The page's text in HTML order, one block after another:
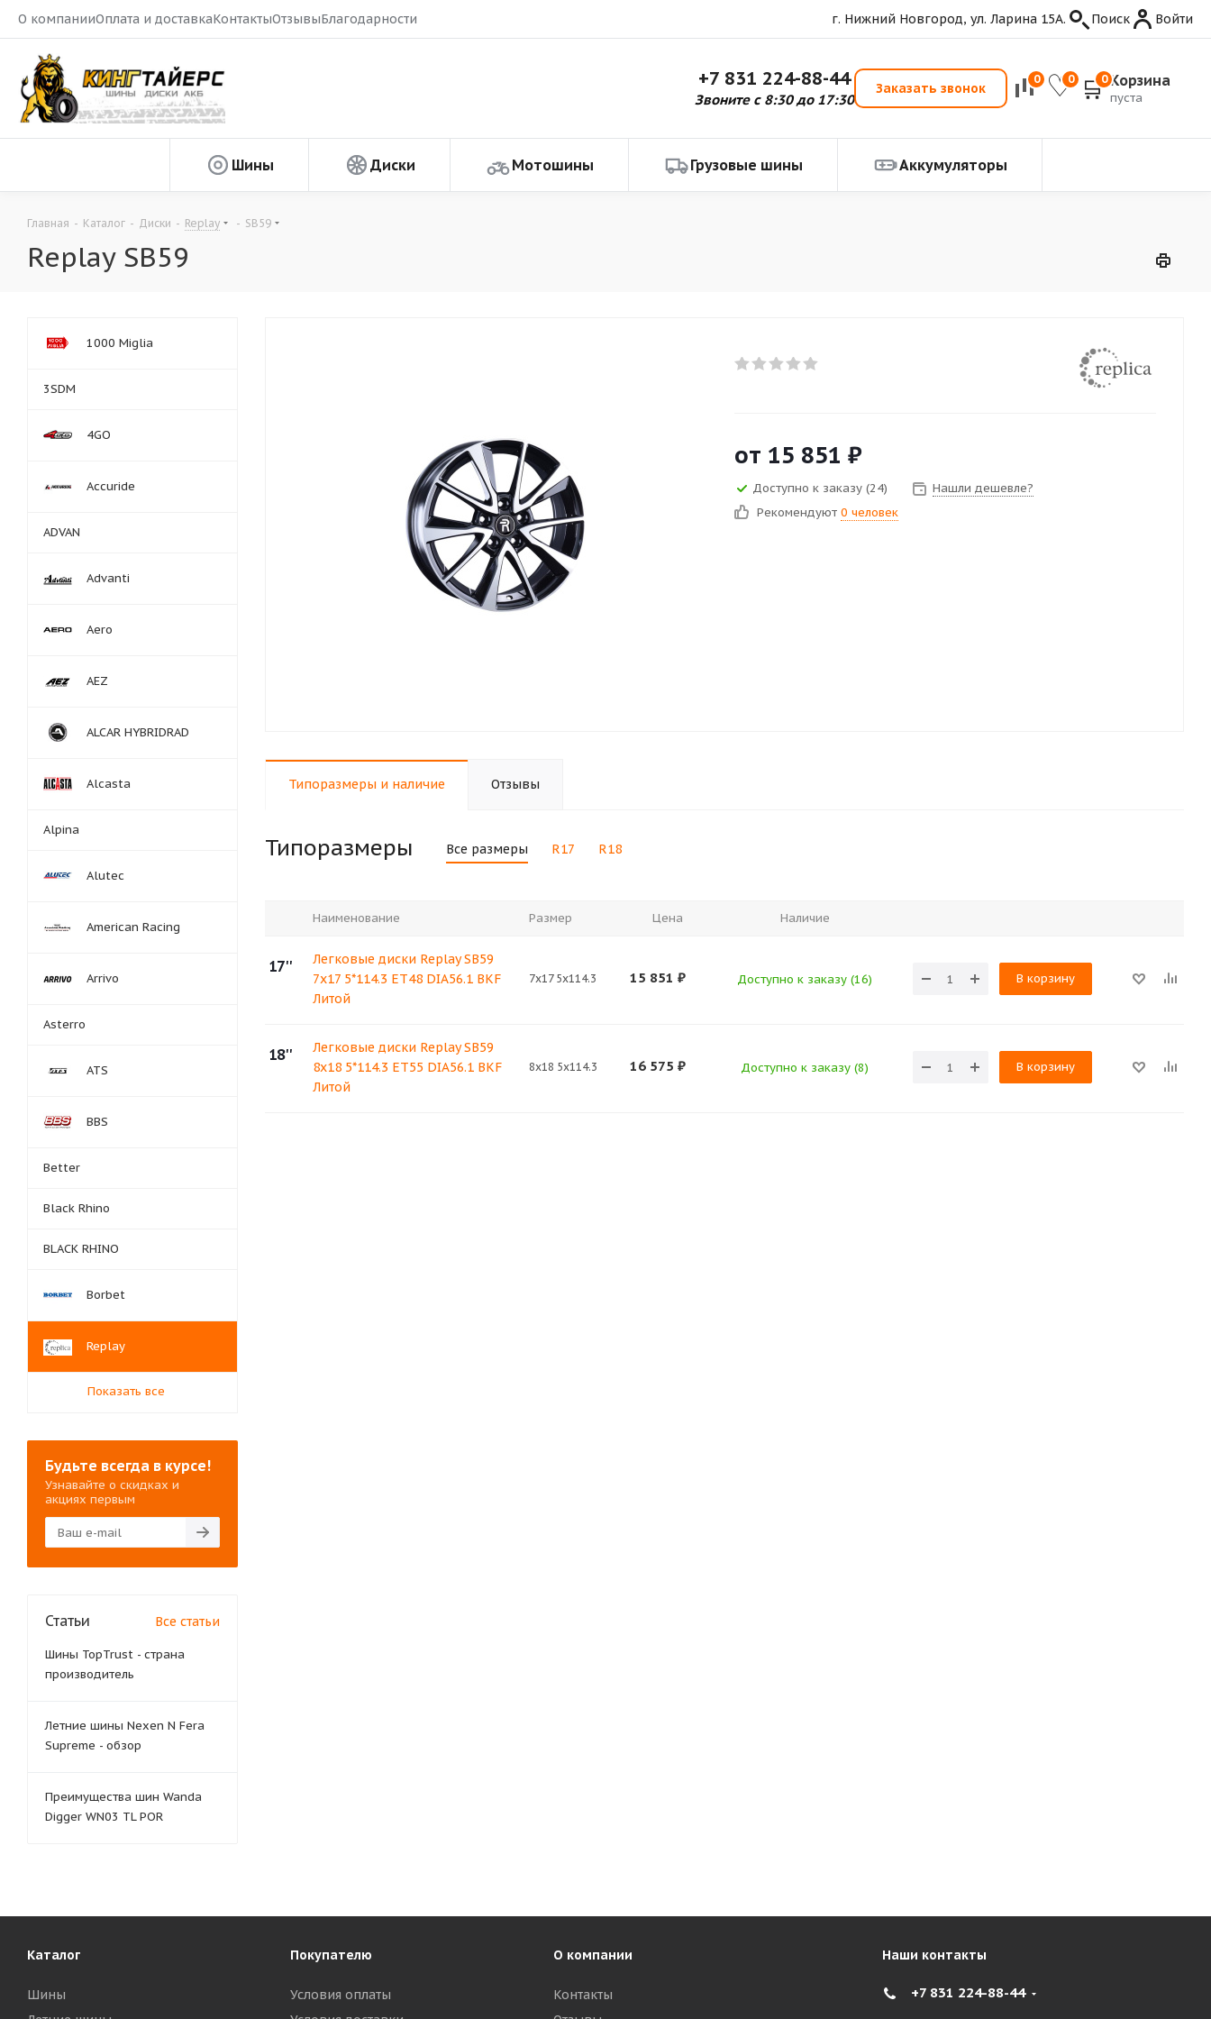
О компанииОплата и доставкаКонтактыОтзывыБлагодарности г. Нижний Новгород, ул. Ларина 15А. Поиск Войти
+7 831 224-88-44
Звоните с 8:30 до 17:30
Заказать звонок
0 0 0 Корзина
пуста
Шины Диски Мотошины Грузовые шины Аккумуляторы
Главная - Каталог - Диски - Replay - SB59
Replay SB59
от 15 851 ₽
Доступно к заказу (24)
Нашли дешевле?
Рекомендуют 0 человек
Типоразмеры и наличие Отзывы
Типоразмеры Все размеры R17 R18
Наименование Размер Цена Наличие
17''
Легковые диски Replay SB59
7x17 5*114.3 ET48 DIA56.1 BKF
Литой
7x17 5x114.3 15 851 ₽ Доступно к заказу (16) В корзину
18''
Легковые диски Replay SB59
8x18 5*114.3 ET55 DIA56.1 BKF
Литой
8x18 5x114.3 16 575 ₽ Доступно к заказу (8) В корзину
1000 Miglia
3SDM
4GO
Accuride
ADVAN
Advanti
Aero
AEZ
ALCAR HYBRIDRAD
Alcasta
Alpina
Alutec
American Racing
Arrivo
Asterro
ATS
BBS
Better
Black Rhino
BLACK RHINO
Borbet
Replay
Показать все
Будьте всегда в курсе!
Узнавайте о скидках и
акциях первым
Статьи Все статьи
Шины TopTrust - страна
производитель
Летние шины Nexen N Fera
Supreme - обзор
Преимущества шин Wanda
Digger WN03 TL POR
Каталог
Шины
Покупателю
Условия оплаты
О компании
Контакты
Наши контакты
+7 831 224-88-44